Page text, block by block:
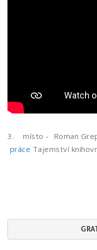
3. místo - Roman
práce Tajemství